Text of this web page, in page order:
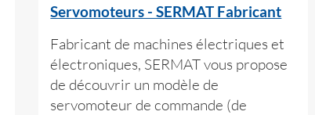
Servomoteurs - SERMAT Fabricant
Fabricant de machines électriques et
électroniques, SERMAT vous propose
de découvrir un modèle de
servomoteur de commande (de